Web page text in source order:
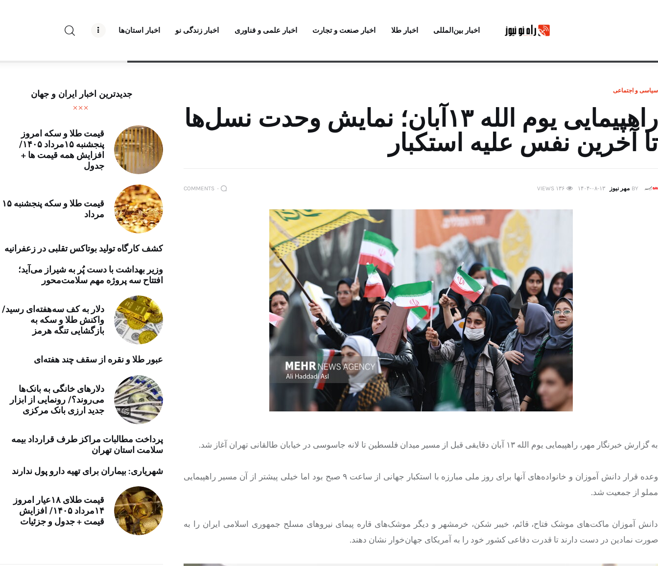
اخبار بین‌المللی اخبار طلا اخبار صنعت و تجارت اخبار علمی و فناوری اخبار زندگی نو اخبار استان‌ها
درباره راه‌ نو نیوز
تبلیغات راه نو نیوز
آوین دیلی
پایگاه خبری آبان
سیاسی و اجتماعی
راهپیمایی یوم الله ۱۳آبان؛ نمایش وحدت نسل‌ها
تا آخرین نفس علیه استکبار
BY مهر نیوز ۱۴۰۴-۰۸-۱۳ ۱۳۶ VIEWS ۰ COMMENTS
به گزارش خبرنگار مهر، راهپیمایی یوم الله ۱۳ آبان دقایقی قبل از مسیر میدان فلسطین تا لانه جاسوسی در خیابان طالقانی تهران آغاز شد.
وعده قرار دانش آموزان و خانواده‌های آنها برای روز ملی مبارزه با استکبار جهانی از ساعت ۹ صبح بود اما خیلی پیشتر از آن مسیر راهپیمایی
مملو از جمعیت شد.
دانش آموزان ماکت‌های موشک فتاح، قائم، خیبر شکن، خرمشهر و دیگر موشک‌های قاره پیمای نیروهای مسلح جمهوری اسلامی ایران را به
صورت نمادین در دست دارند تا قدرت دفاعی کشور خود را به آمریکای جهان‌خوار نشان دهند.
جدیدترین اخبار ایران و جهان
قیمت طلا و سکه امروز
پنجشنبه ۱۵مرداد ۱۴۰۵/
افزایش همه قیمت ها +
جدول
قیمت طلا و سکه پنجشنبه ۱۵
مرداد
کشف کارگاه تولید بوتاکس تقلبی در زعفرانیه
وزیر بهداشت با دست پُر به شیراز می‌آید؛
افتتاح سه پروژه مهم سلامت‌محور
دلار به کف سه‌هفته‌ای رسید/
واکنش طلا و سکه به
بازگشایی تنگه هرمز
عبور طلا و نقره از سقف چند هفته‌ای
دلارهای خانگی به بانک‌ها
می‌روند؟/ رونمایی از ابزار
جدید ارزی بانک مرکزی
پرداخت مطالبات مراکز طرف قرارداد بیمه
سلامت استان تهران
شهریاری: بیماران برای تهیه دارو پول ندارند
قیمت طلای ۱۸عیار امروز
۱۴مرداد ۱۴۰۵/ افزایش
قیمت + جدول و جزئیات